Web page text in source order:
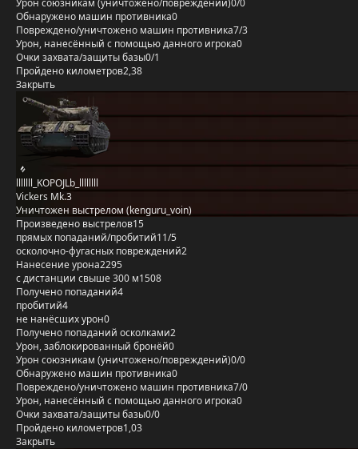
Урон союзникам (уничтожено/повреждений)0/0
Обнаружено машин противника0
Повреждено/уничтожено машин противника7/3
Урон, нанесённый с помощью данного игрока0
Очки захвата/защиты базы0/1
Пройдено километров2,38
Закрыть
lllllll_KOPOJLb_llllllll
Vickers Mk.3
Уничтожен выстрелом (kenguru_voin)
Произведено выстрелов15
прямых попаданий/пробитий11/5
осколочно-фугасных повреждений2
Нанесение урона2295
с дистанции свыше 300 м1508
Получено попаданий4
пробитий4
не нанёсших урон0
Получено попаданий осколками2
Урон, заблокированный бронёй0
Урон союзникам (уничтожено/повреждений)0/0
Обнаружено машин противника0
Повреждено/уничтожено машин противника7/0
Урон, нанесённый с помощью данного игрока0
Очки захвата/защиты базы0/0
Пройдено километров1,03
Закрыть